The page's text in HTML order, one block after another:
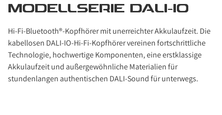
MODELLSERIE DALI-IO
Hi-Fi-Bluetooth®-Kopfhörer mit unerreichter Akkulaufzeit. Die
kabellosen DALI-IO-Hi-Fi-Kopfhörer vereinen fortschrittliche
Technologie, hochwertige Komponenten, eine erstklassige
Akkulaufzeit und außergewöhnliche Materialien für
stundenlangen authentischen DALI-Sound für unterwegs.